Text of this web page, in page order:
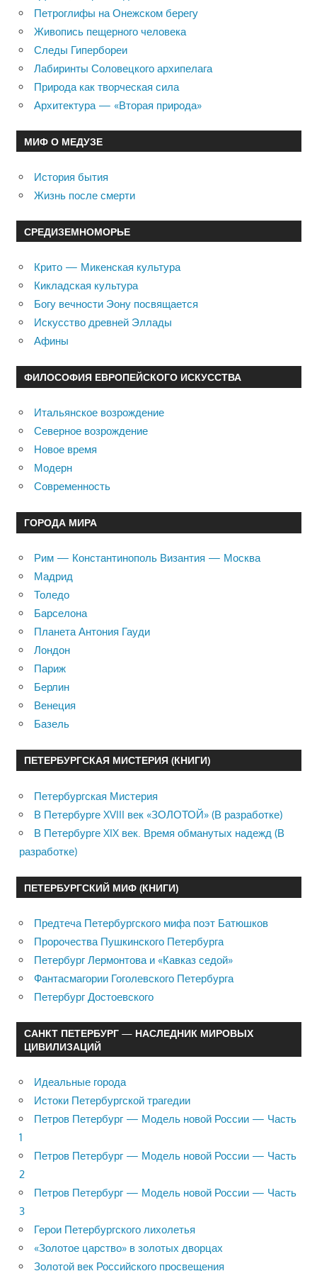
Петроглифы на Онежском берегу
Живопись пещерного человека
Следы Гипербореи
Лабиринты Соловецкого архипелага
Природа как творческая сила
Архитектура — «Вторая природа»
МИФ О МЕДУЗЕ
История бытия
Жизнь после смерти
СРЕДИЗЕМНОМОРЬЕ
Крито — Микенская культура
Кикладская культура
Богу вечности Эону посвящается
Искусство древней Эллады
Афины
ФИЛОСОФИЯ ЕВРОПЕЙСКОГО ИСКУССТВА
Итальянское возрождение
Северное возрождение
Новое время
Модерн
Современность
ГОРОДА МИРА
Рим — Константинополь Византия — Москва
Мадрид
Толедо
Барселона
Планета Антония Гауди
Лондон
Париж
Берлин
Венеция
Базель
ПЕТЕРБУРГСКАЯ МИСТЕРИЯ (КНИГИ)
Петербургская Мистерия
В Петербурге XVIII век «ЗОЛОТОЙ» (В разработке)
В Петербурге XIX век. Время обманутых надежд (В
разработке)
ПЕТЕРБУРГСКИЙ МИФ (КНИГИ)
Предтеча Петербургского мифа поэт Батюшков
Пророчества Пушкинского Петербурга
Петербург Лермонтова и «Кавказ седой»
Фантасмагории Гоголевского Петербурга
Петербург Достоевского
САНКТ ПЕТЕРБУРГ — НАСЛЕДНИК МИРОВЫХ
ЦИВИЛИЗАЦИЙ
Идеальные города
Истоки Петербургской трагедии
Петров Петербург — Модель новой России — Часть
1
Петров Петербург — Модель новой России — Часть
2
Петров Петербург — Модель новой России — Часть
3
Герои Петербургского лихолетья
«Золотое царство» в золотых дворцах
Золотой век Российского просвещения